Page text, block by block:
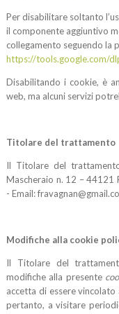
Per disabilitare soltanto
il componente aggiuntivo
collegamento seguendo la
https://tools.google.com/
Disabilitando i cookie, è
web, ma alcuni servizi
Titolare del trattamento
Il Titolare del
Mascheraio n. 12 –
- Email:
Modifiche alla cookie
Il Titolare del
modifiche alla presente
accetta di essere
pertanto, a visitare